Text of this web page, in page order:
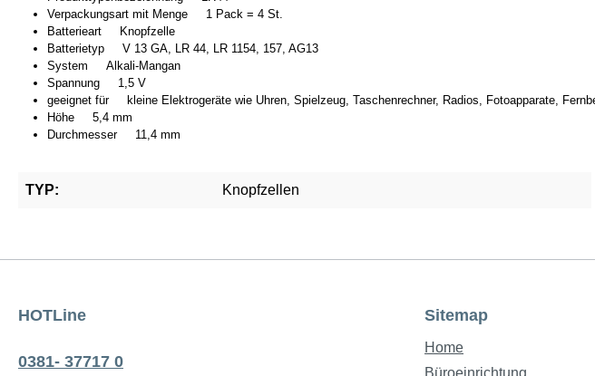
Verpackungsart mit Menge 1 Pack = 4 St.
Batterieart Knopfzelle
Batterietyp V 13 GA, LR 44, LR 1154, 157, AG13
System Alkali-Mangan
Spannung 1,5 V
geeignet für kleine Elektrogeräte wie Uhren, Spielzeug, Taschenrechner, Radios, Fotoapparate,
Höhe 5,4 mm
Durchmesser 11,4 mm
TYP: Knopfzellen
HOTLine
0381- 37717 0
Sitemap
Home